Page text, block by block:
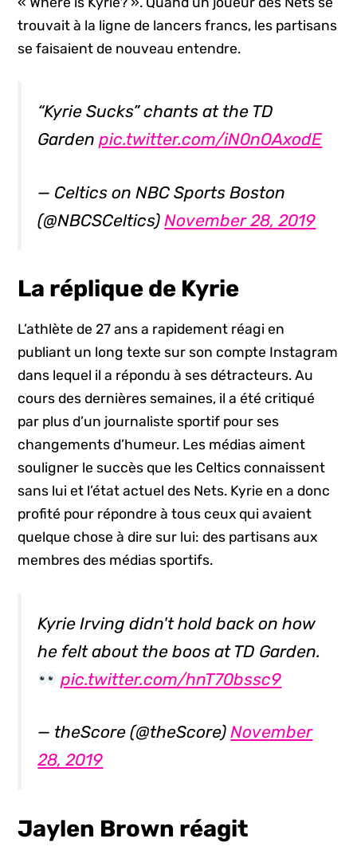
trouvait à la ligne de lancers francs, les partisans
se faisaient de nouveau entendre.
“Kyrie Sucks” chants at the TD
Gardenpic.twitter.com/iN0nOAxodE
— Celtics on NBC Sports Boston
(@NBCSCeltics)November 28, 2019
La réplique de Kyrie
L’athlète de 27 ans a rapidement réagi en
publiant un long texte sur son compte Instagram
dans lequel il a répondu à ses détracteurs. Au
cours des dernières semaines, il a été critiqué
par plus d’un journaliste sportif pour ses
changements d’humeur. Les médias aiment
souligner le succès que les Celtics connaissent
sans lui et l’état actuel des Nets. Kyrie en a donc
profité pour répondre à tous ceux qui avaient
quelque chose à dire sur lui: des partisans aux
membres des médias sportifs.
Kyrie Irving didn't hold back on how
he felt about the boos at TD Garden.
pic.twitter.com/hnT70bssc9
— theScore (@theScore)November
28, 2019
Jaylen Brown réagit